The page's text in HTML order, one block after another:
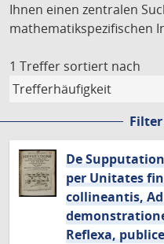
Ihnen einen zentralen
mathematikspezifischen
1 Treffer sortiert nach
De
per Unitates
collineantis,
Reflexa,